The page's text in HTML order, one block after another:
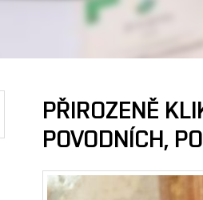
PŘIROZENĚ
POVODNÍCH,